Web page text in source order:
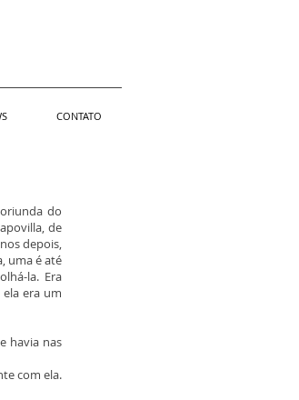
CONTATO
do
de
depois,
uma é até
la. Era
era um
havia nas
com ela.